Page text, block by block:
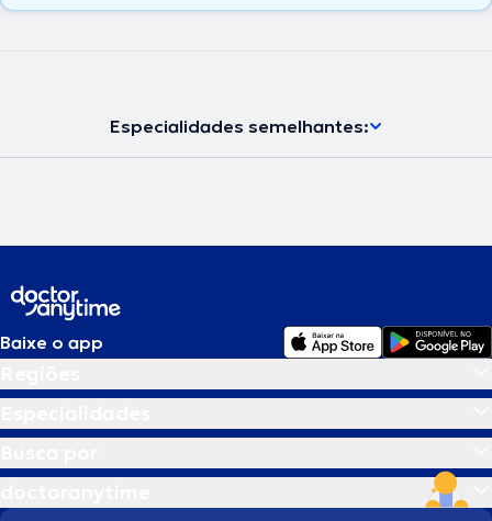
Especialidades semelhantes:
Baixe o app